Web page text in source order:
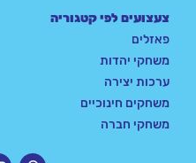
צעצועים לפי קטגוריה
פאזלים
משחקי יהדות
ערכות יצירה
משחקים חינוכיים
משחקי חברה